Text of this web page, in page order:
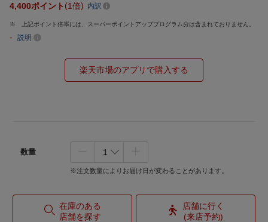
4,400ポイント 1倍 内訳
上記ポイント倍率には、スーパーポイントアッププログラム分は含まれておりません。
- 説明
楽天市場のアプリで購入する
数量
※注文数量によりお届け日が変わることがあります。
在庫のある
店舗を探す
店舗に行く
(来店予約)